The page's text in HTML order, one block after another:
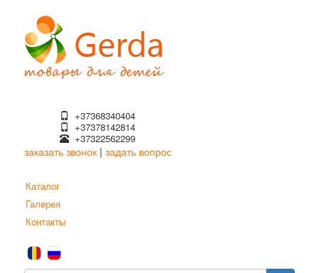
основному
содержанию
+37368340404
+37378142814
+37322562299
заказать звонок | задать вопрос
Каталог
Галерея
Контакты